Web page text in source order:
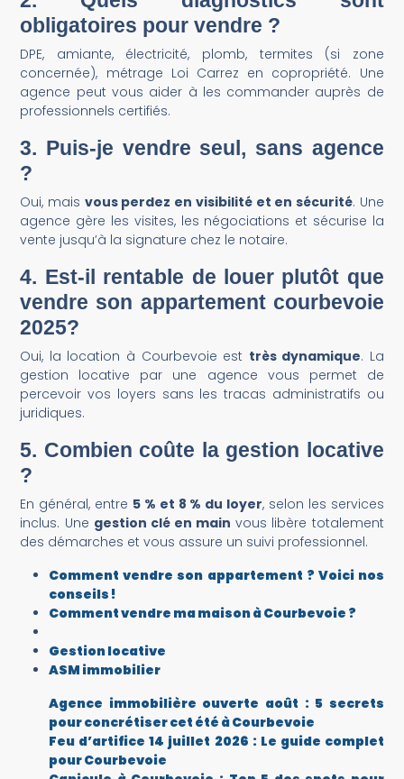
obligatoires pour vendre ?
DPE, amiante, électricité, plomb, termites (si zone
concernée), métrage Loi Carrez en copropriété. Une
agence peut vous aider à les commander auprès de
professionnels certifiés.
3. Puis-je vendre seul, sans agence
?
Oui, mais vous perdez en visibilité et en sécurité. Une
agence gère les visites, les négociations et sécurise la
vente jusqu’à la signature chez le notaire.
4. Est-il rentable de louer plutôt que
vendre son appartement courbevoie
2025?
Oui, la location à Courbevoie est très dynamique. La
gestion locative par une agence vous permet de
percevoir vos loyers sans les tracas administratifs ou
juridiques.
5. Combien coûte la gestion locative
?
En général, entre 5 % et 8 % du loyer, selon les services
inclus. Une gestion clé en main vous libère totalement
des démarches et vous assure un suivi professionnel.
Comment vendre son appartement ? Voici nos
conseils !
Comment vendre ma maison à Courbevoie ?
Gestion locative
ASM immobilier
Agence immobilière ouverte août : 5 secrets
pour concrétiser cet été à Courbevoie
Feu d’artifice 14 juillet 2026 : Le guide complet
pour Courbevoie